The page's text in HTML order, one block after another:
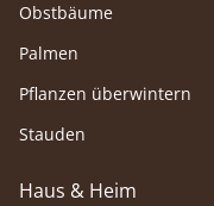
Obstbäume
Palmen
Pflanzen überwintern
Stauden
Haus & Heim